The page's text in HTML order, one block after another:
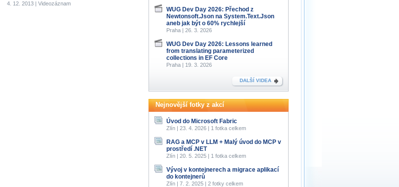
4. 12. 2013 | Videozáznam
WUG Dev Day 2026: Přechod z
Newtonsoft.Json na System.Text.Json
aneb jak být o 60% rychlejší
Praha | 26. 3. 2026
WUG Dev Day 2026: Lessons learned
from translating parameterized
collections in EF Core
Praha | 19. 3. 2026
DALŠÍ VIDEA
Nejnovější fotky z akcí
Úvod do Microsoft Fabric
Zlín | 23. 4. 2026 | 1 fotka celkem
RAG a MCP v LLM + Malý úvod do MCP v
prostředí .NET
Zlín | 20. 5. 2025 | 1 fotka celkem
Vývoj v kontejnerech a migrace aplikací
do kontejnerů
Zlín | 7. 2. 2025 | 2 fotky celkem